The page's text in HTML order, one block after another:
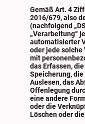
Gemäß Art. 4
2016/679, also
(nachfolgend
„Verarbeitung“
automatisierter
oder jede solche
mit
das Erfassen,
Speicherung,
Auslesen, das
Offenlegung
eine andere
oder die
Löschen oder